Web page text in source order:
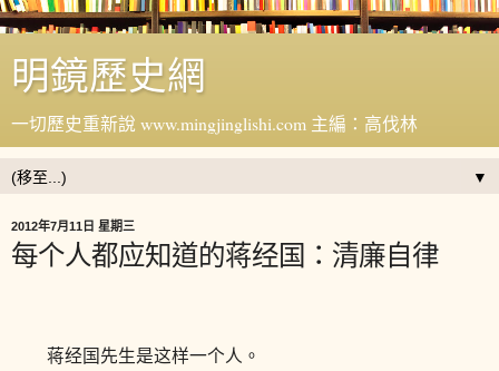
明鏡歷史網
一切歷史重新說 www.mingjinglishi.com 主編：高伐林
▼
2012年7月11日 星期三
每个人都应知道的蒋经国：清廉自律
蒋经国先生是这样一个人。